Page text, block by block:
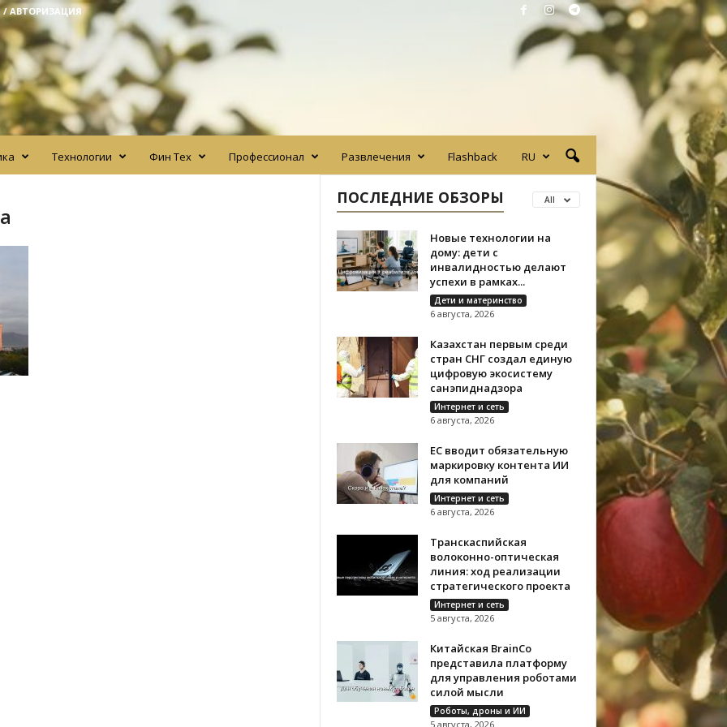
/ АВТОРИЗАЦИЯ
Технологии Фин Тех Профессионал Развлечения Flashback RU
ПОСЛЕДНИЕ ОБЗОРЫ All
Новые технологии на
дому: дети с
инвалидностью делают
успехи в рамках...
Дети и материнство
6 августа, 2026
Казахстан первым среди
стран СНГ создал единую
цифровую экосистему
санэпиднадзора
Интернет и сеть
6 августа, 2026
ЕС вводит обязательную
маркировку контента ИИ
для компаний
Интернет и сеть
6 августа, 2026
Транскаспийская
волоконно-оптическая
линия: ход реализации
стратегического проекта
Интернет и сеть
5 августа, 2026
Китайская BrainCo
представила платформу
для управления роботами
силой мысли
Роботы, дроны и ИИ
5 августа, 2026